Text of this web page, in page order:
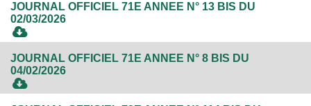
JOURNAL OFFICIEL 71E ANNEE N° 13 BIS DU
02/03/2026
JOURNAL OFFICIEL 71E ANNEE N° 8 BIS DU
04/02/2026